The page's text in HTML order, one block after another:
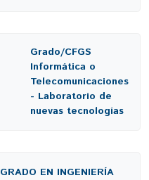
Grado/CFGS
Informática o
Telecomunicaciones
- Laboratorio de
nuevas tecnologías
GRADO EN INGENIERÍA